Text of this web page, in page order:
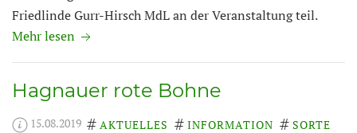
Friedlinde Gurr-Hirsch MdL an der Veranstaltung teil.
Mehr lesen
Hagnauer rote Bohne
15.08.2019 AKTUELLES INFORMATION
SORTE